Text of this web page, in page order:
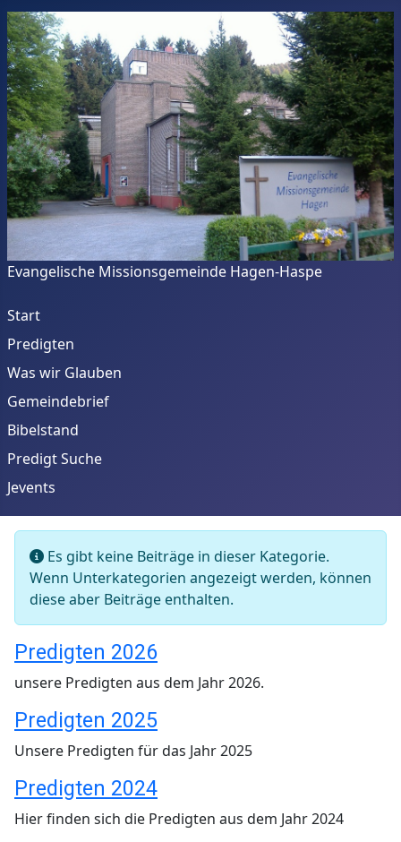
Evangelische Missionsgemeinde Hagen-Haspe
Start
Predigten
Was wir Glauben
Gemeindebrief
Bibelstand
Predigt Suche
Jevents
Info
Es gibt keine Beiträge in dieser Kategorie.
Wenn Unterkategorien angezeigt werden, können
diese aber Beiträge enthalten.
Predigten 2026
unsere Predigten aus dem Jahr 2026.
Predigten 2025
Unsere Predigten für das Jahr 2025
Predigten 2024
Hier finden sich die Predigten aus dem Jahr 2024